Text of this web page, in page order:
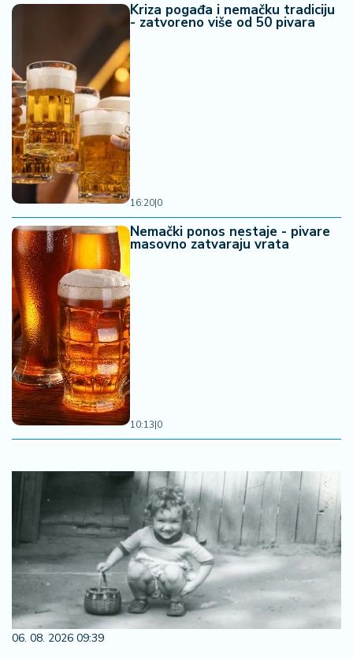
Kriza pogađa i nemačku tradiciju
- zatvoreno više od 50 pivara
16:20|0
Nemački ponos nestaje - pivare
masovno zatvaraju vrata
10:13|0
06. 08. 2026 09:39